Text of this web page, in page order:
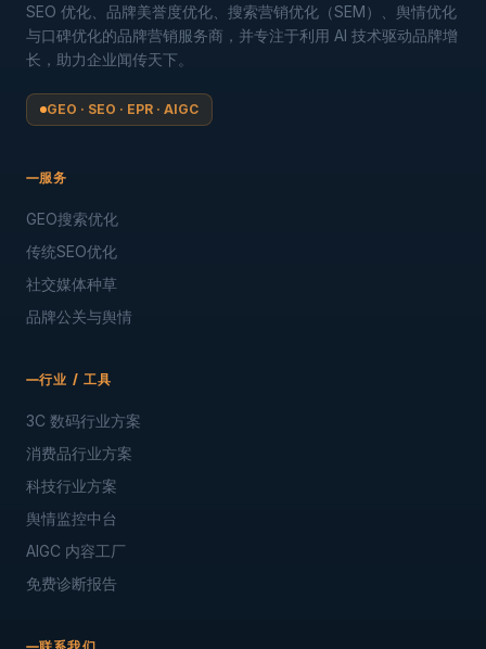
SEO 优化、品牌美誉度优化、搜索营销优化（SEM）、舆情优化
与口碑优化的品牌营销服务商，并专注于利用 AI 技术驱动品牌增
长，助力企业闻传天下。
GEO · SEO · EPR · AIGC
服务
GEO搜索优化
传统SEO优化
社交媒体种草
品牌公关与舆情
行业 / 工具
3C 数码行业方案
消费品行业方案
科技行业方案
舆情监控中台
AIGC 内容工厂
免费诊断报告